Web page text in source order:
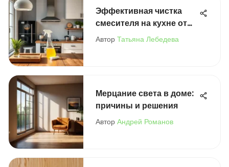
Эффективная чистка
смесителя на кухне от
засоров
Автор Татьяна Лебедева
Мерцание света в доме:
причины и решения
Автор Андрей Романов